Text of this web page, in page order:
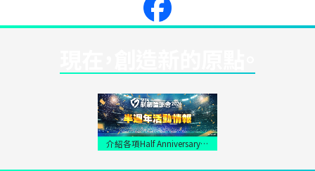
介紹各項Half Anniversary精
彩活動！